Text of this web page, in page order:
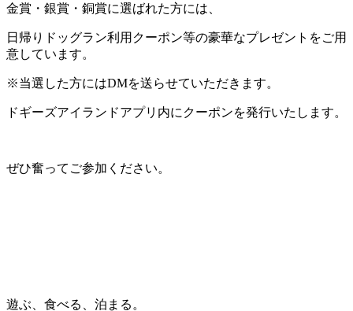
金賞・銀賞・銅賞に選ばれた方には、
日帰りドッグラン利用クーポン等の豪華なプレゼントをご用
意しています。
※当選した方にはDMを送らせていただきます。
ドギーズアイランドアプリ内にクーポンを発行いたします。
ぜひ奮ってご参加ください。
遊ぶ、食べる、泊まる。